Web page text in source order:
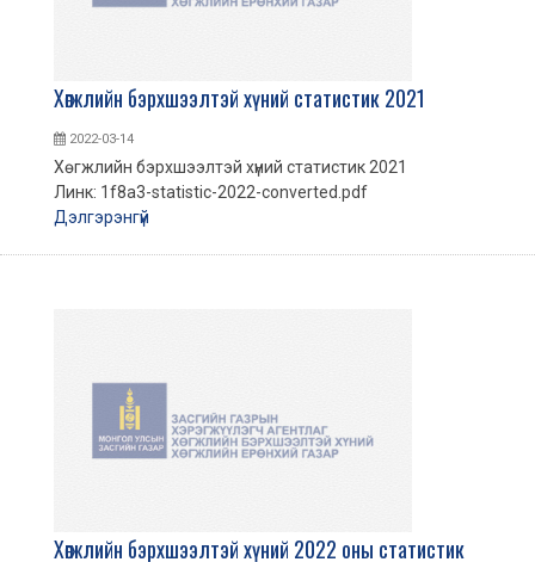
Хөгжлийн бэрхшээлтэй хүний статистик 2021
2022-03-14
Хөгжлийн бэрхшээлтэй хүний статистик 2021
Линк: 1f8a3-statistic-2022-converted.pdf
Дэлгэрэнгүй
Хөгжлийн бэрхшээлтэй хүний 2022 оны статистик